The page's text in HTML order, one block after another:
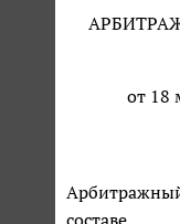
от 18
составе